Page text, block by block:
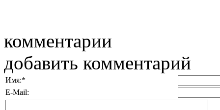
комментарии
добавить комментарий
Имя:*
E-Mail: